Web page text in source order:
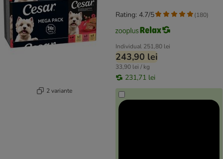
2 variante
Individual 251,80 lei
243,90 lei
33,90 lei / kg
231,71 lei
Rating: 4.7/5 (180)